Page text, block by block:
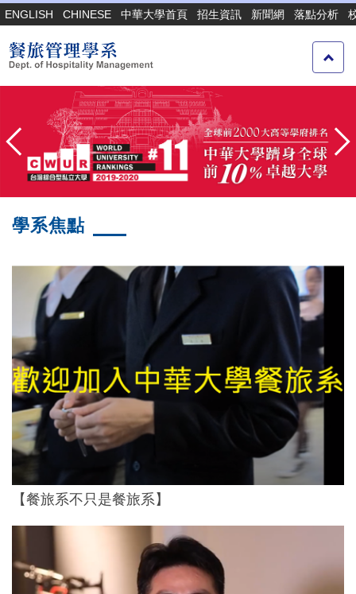
跳
到
主
要
ENGLISH CHINESE 中華大學首頁 招生資訊 新聞網 落點分析
學系焦點
【餐旅系不只是餐旅系】